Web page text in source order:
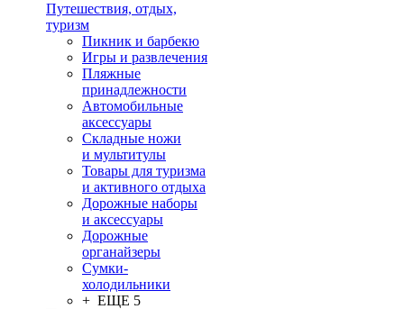
Путешествия, отдых,
туризм
Пикник и барбекю
Игры и развлечения
Пляжные
принадлежности
Автомобильные
аксессуары
Складные ножи
и мультитулы
Товары для туризма
и активного отдыха
Дорожные наборы
и аксессуары
Дорожные
органайзеры
Сумки-
холодильники
+ ЕЩЕ 5